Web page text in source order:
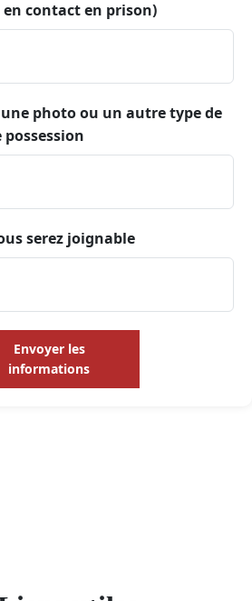
contact en prison)
photo ou un autre type de
serez joignable
Envoyer les
informations